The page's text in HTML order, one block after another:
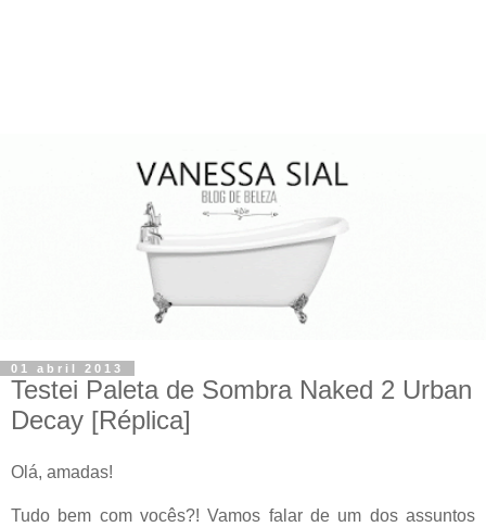
01 abril 2013
Testei Paleta de Sombra Naked 2 Urban
Decay [Réplica]
Olá, amadas!
Tudo bem com vocês?! Vamos falar de um dos assuntos